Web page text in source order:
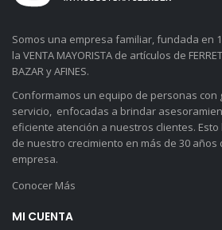
Somos una empresa familiar, fundada en
la VENTA MAYORISTA de artículos de
BAZAR y AFINES.
Conformamos un equipo de personas con
servicio, enfocadas a brindar
eficiente atención a nuestros clientes.
de nuestro crecimiento en más de 30 años
empresa.
Conocer Más
MI CUENTA